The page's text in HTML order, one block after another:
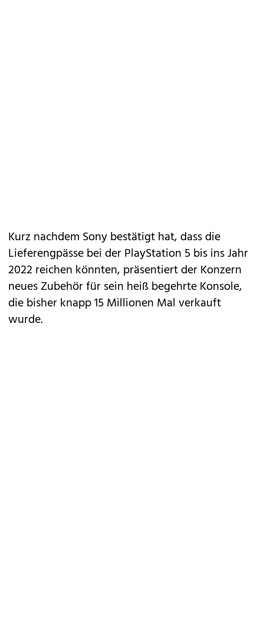
Kurz nachdem Sony bestätigt hat, dass die
Lieferengpässe bei der PlayStation 5 bis ins Jahr
2022 reichen könnten, präsentiert der Konzern
neues Zubehör für sein heiß begehrte Konsole,
die bisher knapp15 Millionen Malverkauft
wurde.